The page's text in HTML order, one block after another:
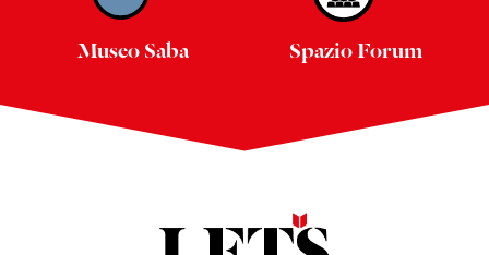
Museo Saba Spazio Forum